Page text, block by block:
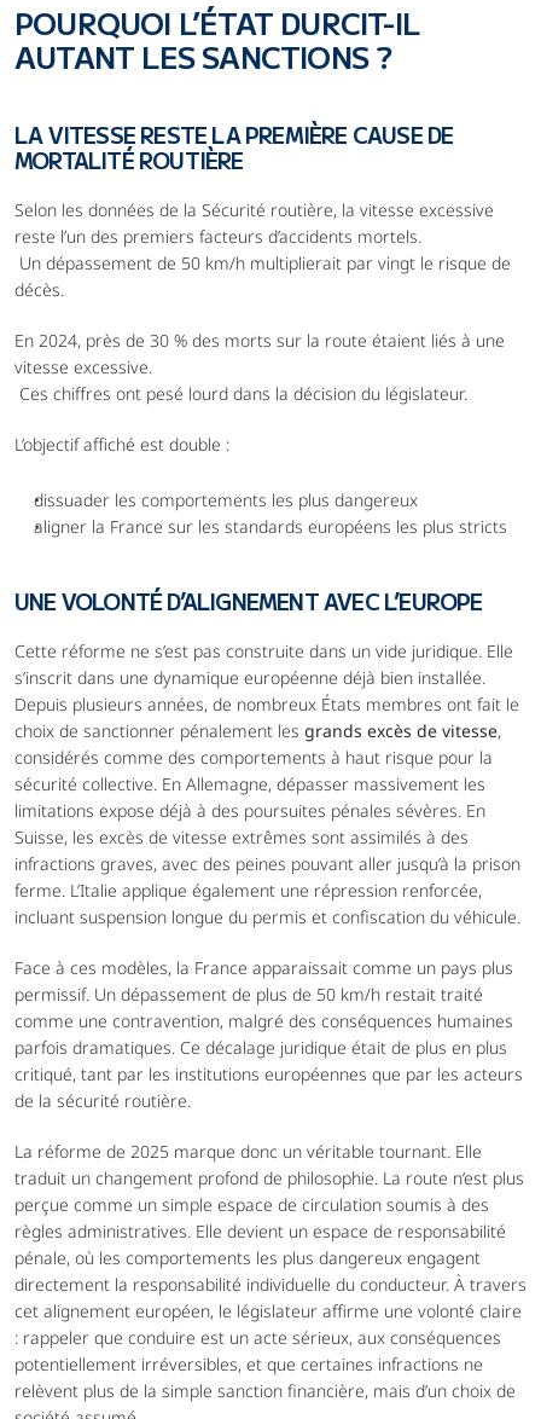
POURQUOI L’ÉTAT DURCIT-IL
AUTANT LES SANCTIONS ?
LA VITESSE RESTE LA PREMIÈRE CAUSE DE
MORTALITÉ ROUTIÈRE
Selon les données de la Sécurité routière, la vitesse excessive
reste l’un des premiers facteurs d’accidents mortels.
décès.
En 2024, près de 30 % des morts sur la route étaient liés à une
vitesse excessive.
Ces chiffres ont pesé lourd dans la décision du législateur.
L’objectif affiché est double :
dissuader les comportements les plus dangereux
aligner la France sur les standards européens les plus stricts
UNE VOLONTÉ D’ALIGNEMENT AVEC L’EUROPE
Cette réforme ne s’est pas construite dans un vide juridique. Elle
s’inscrit dans une dynamique européenne déjà bien installée.
Depuis plusieurs années, de nombreux États membres ont fait le
choix de sanctionner pénalement les grands excès de vitesse,
considérés comme des comportements à haut risque pour la
sécurité collective. En Allemagne, dépasser massivement les
limitations expose déjà à des poursuites pénales sévères. En
Suisse, les excès de vitesse extrêmes sont assimilés à des
infractions graves, avec des peines pouvant aller jusqu’à la prison
ferme. L’Italie applique également une répression renforcée,
incluant suspension longue du permis et confiscation du véhicule.
Face à ces modèles, la France apparaissait comme un pays plus
permissif. Un dépassement de plus de 50 km/h restait traité
comme une contravention, malgré des conséquences humaines
parfois dramatiques. Ce décalage juridique était de plus en plus
critiqué, tant par les institutions européennes que par les acteurs
de la sécurité routière.
La réforme de 2025 marque donc un véritable tournant. Elle
traduit un changement profond de philosophie. La route n’est plus
perçue comme un simple espace de circulation soumis à des
règles administratives. Elle devient un espace de responsabilité
pénale, où les comportements les plus dangereux engagent
directement la responsabilité individuelle du conducteur. À travers
cet alignement européen, le législateur affirme une volonté claire
: rappeler que conduire est un acte sérieux, aux conséquences
potentiellement irréversibles, et que certaines infractions ne
relèvent plus de la simple sanction financière, mais d’un choix de